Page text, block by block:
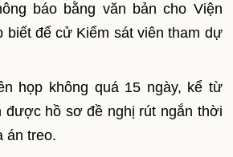
báo bằng văn bản cho Viện
biết để cử Kiểm sát viên tham dự
họp không quá 15 ngày, kể từ
được hồ sơ đề nghị rút ngắn thời
án treo.